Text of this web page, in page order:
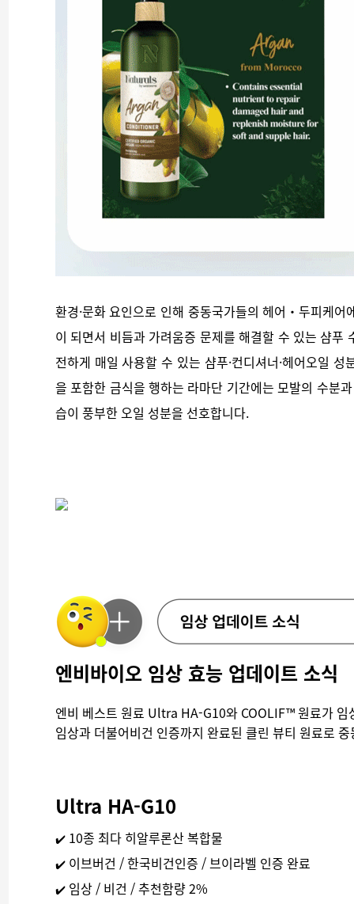
환경·문화 요인으로 인해 중동국가들의 헤어‧두피케
이 되면서 비듬과 가려움증 문제를 해결할 수 있는 샴푸
전하게 매일 사용할 수 있는 샴푸·컨디셔너·헤어오일
을 포함한 금식을 행하는 라마단 기간에는 모발의 수분
습이 풍부한 오일 성분을 선호합니다.
엔비바이오 임상 효능 업데이트 소식
엔비 베스트 원료 Ultra HA-G10와 COOLIF™ 원료가 임
임상과 더불어비건 인증까지 완료된 클린 뷰티 원료로
Ultra HA-G10
✔️ 10종 최다 히알루론산 복합물
✔️ 이브버건 / 한국비건인증 / 브이라벨 인증 완료
✔️ 임상 / 비건 / 추천함량 2%